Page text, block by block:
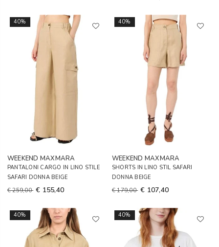
40%
WEEKEND MAXMARA
PANTALONI CARGO IN LINO STILE
SAFARI DONNA BEIGE
€ 259,00 € 155,40
40%
WEEKEND MAXMARA
SHORTS IN LINO STIL SAFARI
DONNA BEIGE
€ 179,00 € 107,40
40% 40%